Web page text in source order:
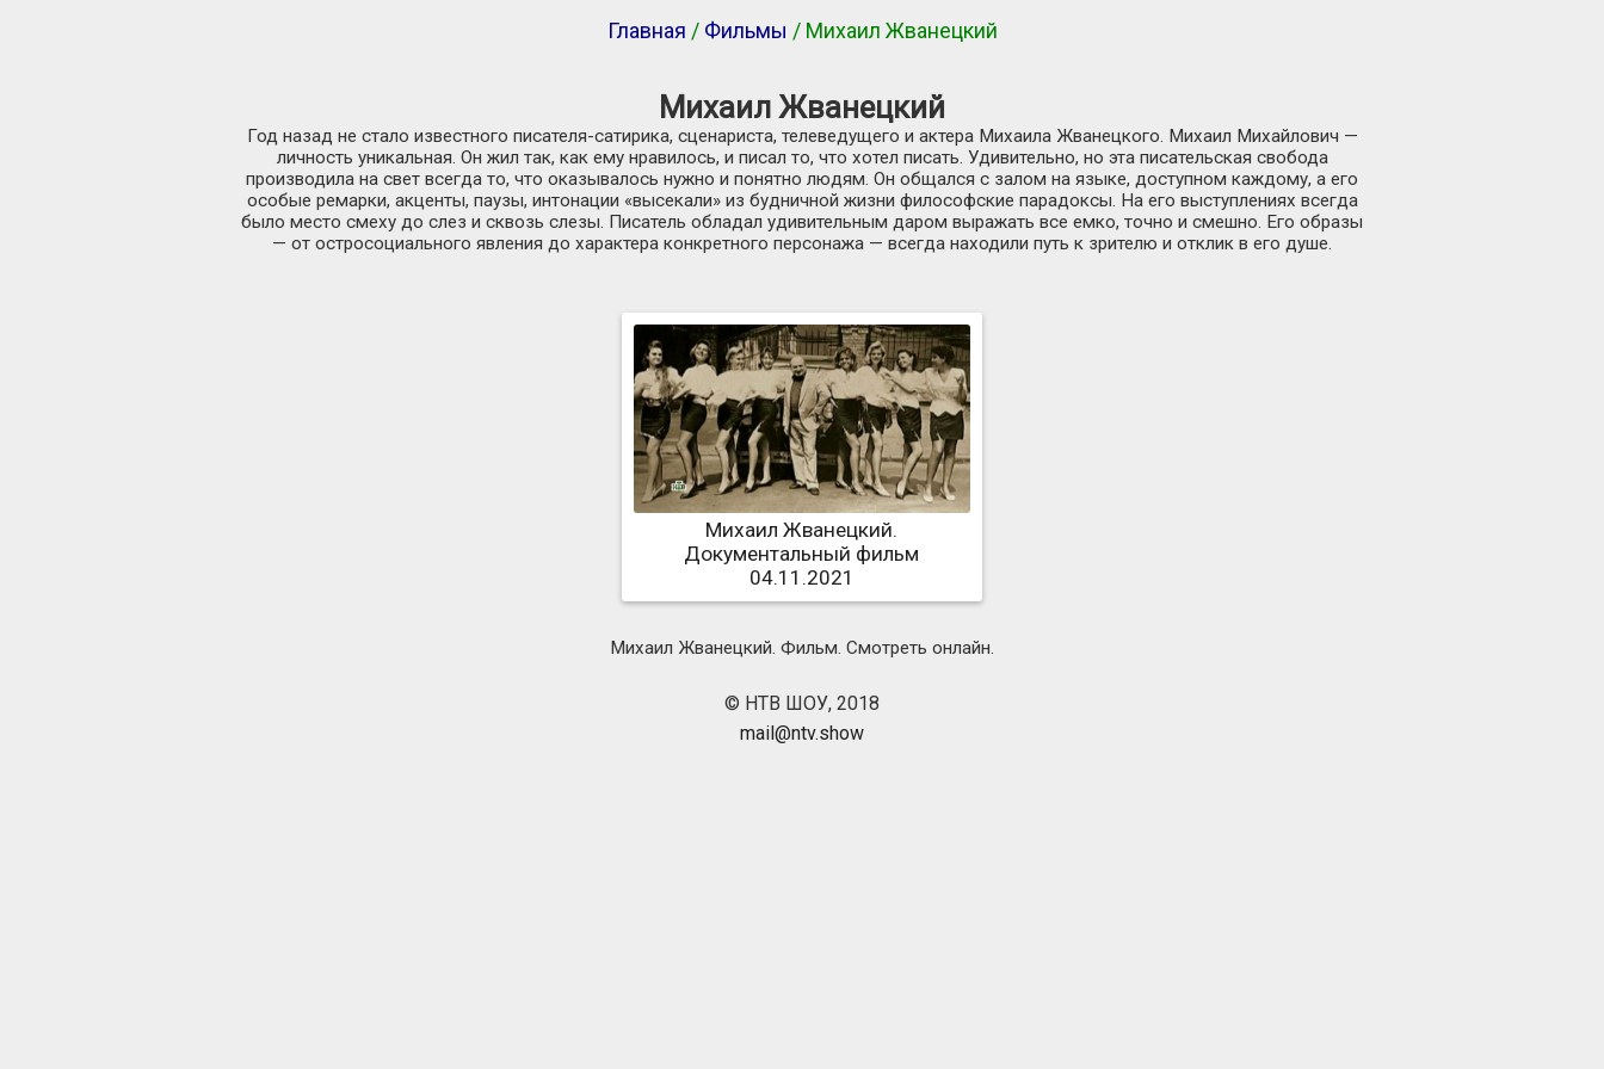
Главная / Фильмы / Михаил Жванецкий
Михаил Жванецкий
Год назад не стало известного писателя-сатирика, сценариста, телеведущего и актера Михаила Жванецкого. Михаил Михайлович —
личность уникальная. Он жил так, как ему нравилось, и писал то, что хотел писать. Удивительно, но эта писательская свобода
производила на свет всегда то, что оказывалось нужно и понятно людям. Он общался с залом на языке, доступном каждому, а его
особые ремарки, акценты, паузы, интонации «высекали» из будничной жизни философские парадоксы. На его выступлениях всегда
было место смеху до слез и сквозь слезы. Писатель обладал удивительным даром выражать все емко, точно и смешно. Его образы
— от остросоциального явления до характера конкретного персонажа — всегда находили путь к зрителю и отклик в его душе.
Михаил Жванецкий.
Документальный фильм
04.11.2021
Михаил Жванецкий. Фильм. Смотреть онлайн.
© НТВ ШОУ, 2018
mail@ntv.show